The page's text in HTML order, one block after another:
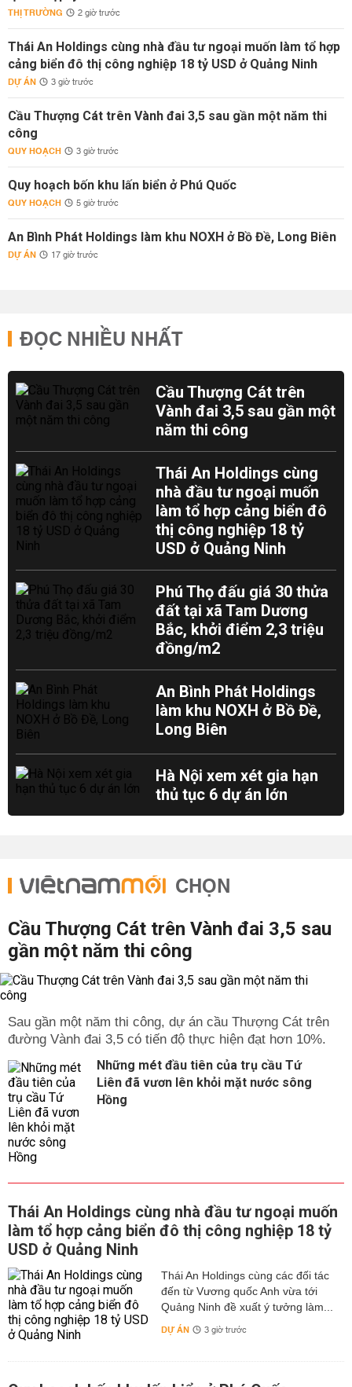
THỊ TRƯỜNG 2 giờ trước
Thái An Holdings cùng nhà đầu tư ngoại muốn làm tổ hợp
cảng biển đô thị công nghiệp 18 tỷ USD ở Quảng Ninh
DỰ ÁN 3 giờ trước
Cầu Thượng Cát trên Vành đai 3,5 sau gần một năm thi
công
QUY HOẠCH 3 giờ trước
Quy hoạch bốn khu lấn biển ở Phú Quốc
QUY HOẠCH 5 giờ trước
An Bình Phát Holdings làm khu NOXH ở Bồ Đề, Long Biên
DỰ ÁN 17 giờ trước
ĐỌC NHIỀU NHẤT
Cầu Thượng Cát trên
Vành đai 3,5 sau gần một
năm thi công
Thái An Holdings cùng
nhà đầu tư ngoại muốn
làm tổ hợp cảng biển đô
thị công nghiệp 18 tỷ
USD ở Quảng Ninh
Phú Thọ đấu giá 30 thửa
đất tại xã Tam Dương
Bắc, khởi điểm 2,3 triệu
đồng/m2
An Bình Phát Holdings
làm khu NOXH ở Bồ Đề,
Long Biên
Hà Nội xem xét gia hạn
thủ tục 6 dự án lớn
CHỌN
Cầu Thượng Cát trên Vành đai 3,5 sau
gần một năm thi công
Sau gần một năm thi công, dự án cầu Thượng Cát trên
đường Vành đai 3,5 có tiến độ thực hiện đạt hơn 10%.
Những mét đầu tiên của trụ cầu Tứ
Liên đã vươn lên khỏi mặt nước sông
Hồng
Thái An Holdings cùng nhà đầu tư ngoại muốn
làm tổ hợp cảng biển đô thị công nghiệp 18 tỷ
USD ở Quảng Ninh
Thái An Holdings cùng các đối tác
đến từ Vương quốc Anh vừa tới
Quảng Ninh đề xuất ý tưởng làm...
DỰ ÁN 3 giờ trước